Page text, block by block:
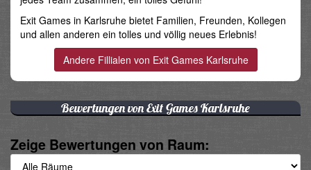
Exit Games in Karlsruhe bietet Familien, Freunden, Kollegen
und allen anderen ein tolles und völlig neues Erlebnis!
Bewertungen von Exit Games Karlsruhe
Zeige Bewertungen von Raum: